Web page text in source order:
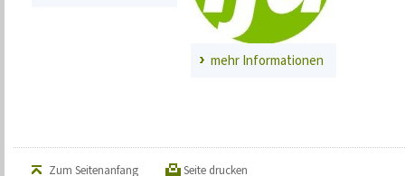
mehr Informationen
Zum Seitenanfang Seite drucken